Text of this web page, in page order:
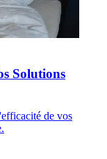
Solutions
de vos